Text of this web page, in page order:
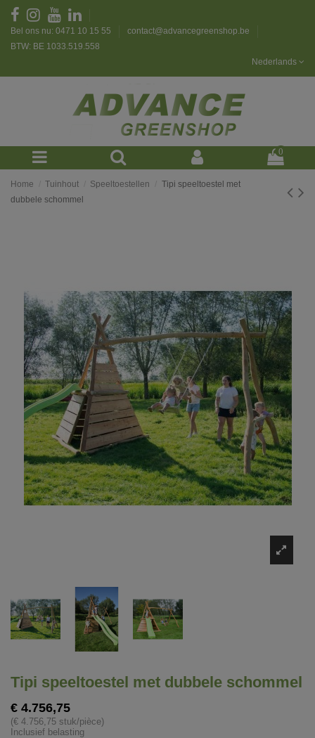
Bel ons nu: 0471 10 15 55
contact@advancegreenshop.be
BTW: BE 1033.519.558
Nederlands
0
Home Tuinhout Speeltoestellen
Tipi speeltoestel met
dubbele schommel
Tipi speeltoestel met dubbele schommel
€ 4.756,75
(€ 4.756,75 stuk/pièce)
Inclusief belasting